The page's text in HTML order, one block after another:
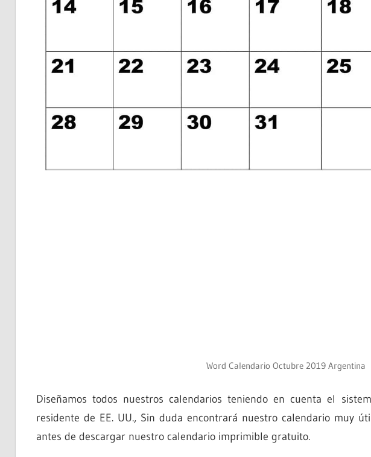
Word Calendario Octubre 2019 Argentina
Diseñamos todos nuestros calendarios teniendo en cuenta el
residente de EE. UU., Sin duda encontrará nuestro calendario muy
antes de descargar nuestro calendario imprimible gratuito.